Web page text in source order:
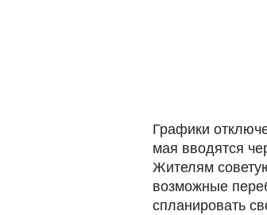
Графики
мая вводятся
Жителям
возможные
спланировать